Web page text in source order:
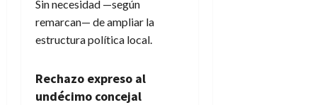
Sin necesidad —según
remarcan— de ampliar la
estructura política local.
Rechazo expreso al
undécimo concejal